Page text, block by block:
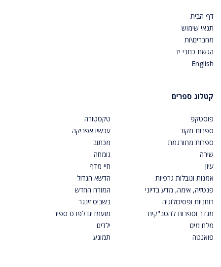
דף הבית
תנאי שימוש
מחברים\ות
הגשת כתבי יד
English
קטלוג ספרים
פוסטקפ
ספרות מקור
ספרות מתורגמת
שירה
עיון
אמנות ונובלות גרפיות
פנטזיה, אימה, מדע בדיוני
רוחניות ופסיכולוגיה
מגדר וספרות להטב"קית
מלח מים
פואנטה
טקסטורה
עכשיו אפריקה
מכתוב
גומחה
חיי מדף
הדשא הגדול
המזרח החדש
בשביס זינגר
מועמדים לפרס ספיר
ילדים
תמונע